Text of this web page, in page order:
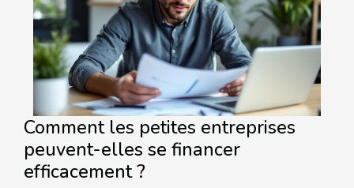
Comment les petites entreprises
peuvent-elles se financer
efficacement ?